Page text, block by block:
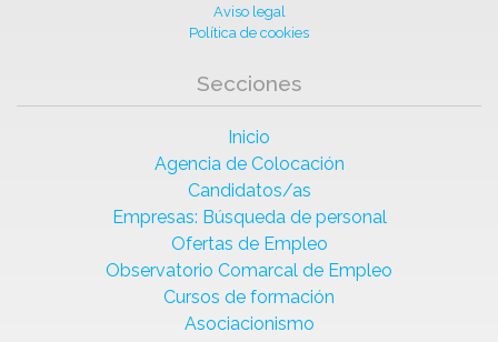
Aviso legal
Política de cookies
Secciones
Inicio
Agencia de Colocación
Candidatos/as
Empresas: Búsqueda de personal
Ofertas de Empleo
Observatorio Comarcal de Empleo
Cursos de formación
Asociacionismo